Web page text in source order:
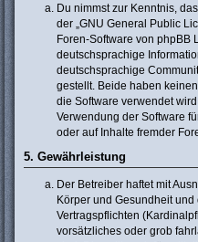
Du nimmst zur Kenntnis,
der „ GNU General Public
Foren-Software von phpBB
deutschsprachige
deutschsprachige
gestellt. Beide haben
die Software verwendet
Verwendung der Software
oder auf Inhalte fremder
5. Gewährleistung
Der Betreiber haftet mit
Körper und Gesundheit
Vertragspflichten
vorsätzliches oder grob